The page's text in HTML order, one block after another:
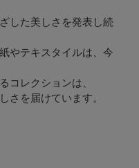
した美しさを発表し続
やテキスタイルは、今
コレクションは、
さを届けています。